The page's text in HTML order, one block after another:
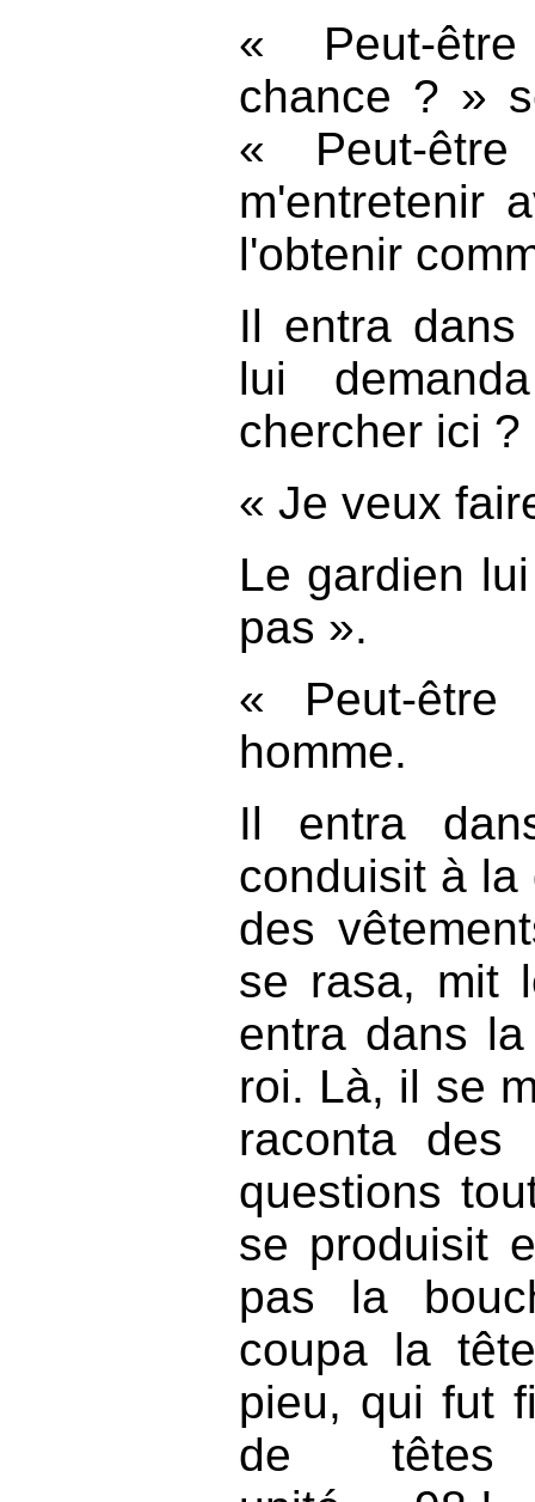
« Peut-
chance ? »
« Peut-
m'entretenir
l'obtenir
Il entra
lui
chercher ici ?
« Je veux
Le gardien
pas ».
« Peut-
homme.
Il entra
conduisit à
des
se rasa, mit
entra dans
roi. Là, il se
raconta des
questions
se produisit
pas la
coupa la
pieu, qui fut
de têtes